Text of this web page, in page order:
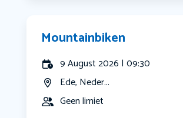
Mountainbiken
9 August 2026 | 09:30
Ede, Neder...
Geen limiet